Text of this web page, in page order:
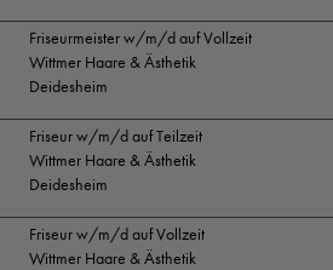
Friseurmeister w/m/d auf Vollzeit
Wittmer Haare & Ästhetik
Deidesheim
Friseur w/m/d auf Teilzeit
Wittmer Haare & Ästhetik
Deidesheim
Friseur w/m/d auf Vollzeit
Wittmer Haare & Ästhetik